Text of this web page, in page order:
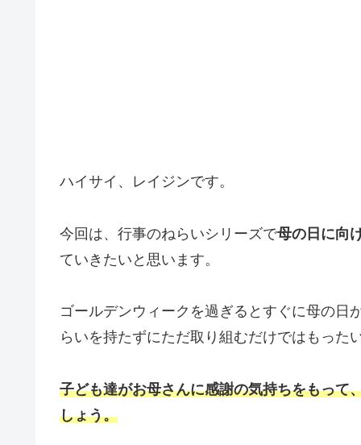
ハイサイ、レイジンです。
今回は、行事のねらいシリーズで母の日に向
ていきたいと思います。
ゴールデンウィークを過ぎるとすぐに母の日
らいを持たずにただ取り組むだけではもった
子ども達がお母さんに感謝の気持ちをもって
しょう。